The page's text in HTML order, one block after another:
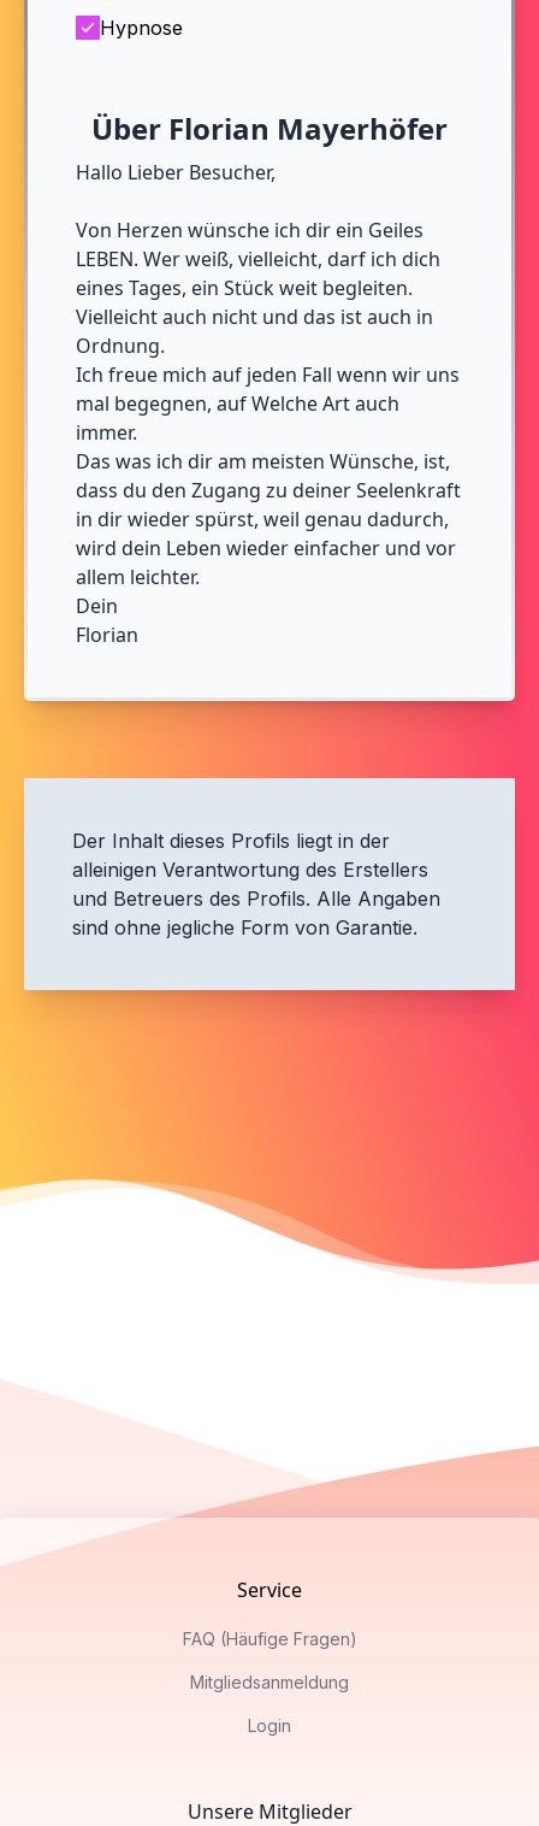
Hypnose
Über Florian Mayerhöfer
Hallo Lieber Besucher,
Von Herzen wünsche ich dir ein Geiles
LEBEN. Wer weiß, vielleicht, darf ich dich
eines Tages, ein Stück weit begleiten.
Vielleicht auch nicht und das ist auch in
Ordnung.
Ich freue mich auf jeden Fall wenn wir uns
mal begegnen, auf Welche Art auch
immer.
Das was ich dir am meisten Wünsche, ist,
dass du den Zugang zu deiner Seelenkraft
in dir wieder spürst, weil genau dadurch,
wird dein Leben wieder einfacher und vor
allem leichter.
Dein
Florian
Der Inhalt dieses Profils liegt in der
alleinigen Verantwortung des Erstellers
und Betreuers des Profils. Alle Angaben
sind ohne jegliche Form von Garantie.
Service
FAQ (Häufige Fragen)
Mitgliedsanmeldung
Login
Unsere Mitglieder